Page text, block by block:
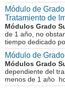
Módulo de
Tratamiento de
Módulos Grado
de 1 año, no
tiempo dedicado
Módulo de
Módulos Grado
dependiente del
menos de 1 año